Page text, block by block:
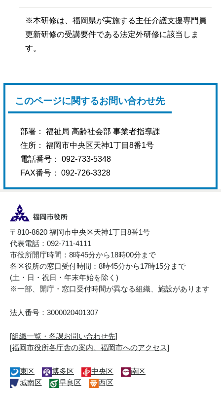
※本研修は、福岡県が実施する主任介護支援専門員
更新研修の受講要件である法定外研修に該当しま
す。
このページに関するお問い合わせ先
部署： 福祉局 高齢社会部 事業者指導課
住所： 福岡市中央区天神1丁目8番1号
電話番号： 092-733-5348
FAX番号： 092-726-3328
〒810-8620 福岡市中央区天神1丁目8番1号
代表電話：092-711-4111
市役所開庁時間：8時45分から18時00分まで
各区役所の窓口受付時間：8時45分から17時15分まで
(土・日・祝日・年末年始を除く)
※一部、開庁・窓口受付時間が異なる組織、施設があります
法人番号：3000020401307
[組織一覧・各課お問い合わせ先]
[福岡市役所各庁舎の案内、福岡市へのアクセス]
東区 博多区 中央区
南区
城南区
早良区 西区